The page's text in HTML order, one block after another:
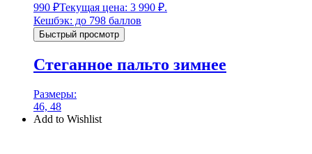
990 ₽Текущая цена: 3 990 ₽.
Кешбэк: до 798 баллов
Быстрый просмотр
Стеганное пальто зимнее
Размеры:
46, 48
Add to Wishlist